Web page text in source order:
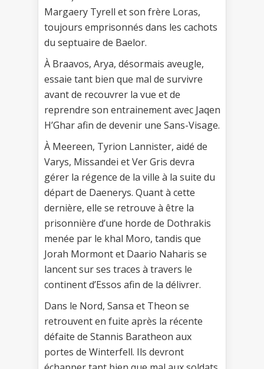
Margaery Tyrell et son frère Loras,
toujours emprisonnés dans les cachots
du septuaire de Baelor.
À Braavos, Arya, désormais aveugle,
essaie tant bien que mal de survivre
avant de recouvrer la vue et de
reprendre son entrainement avec Jaqen
H’Ghar afin de devenir une Sans-Visage.
À Meereen, Tyrion Lannister, aidé de
Varys, Missandei et Ver Gris devra
gérer la régence de la ville à la suite du
départ de Daenerys. Quant à cette
dernière, elle se retrouve à être la
prisonnière d’une horde de Dothrakis
menée par le khal Moro, tandis que
Jorah Mormont et Daario Naharis se
lancent sur ses traces à travers le
continent d’Essos afin de la délivrer.
Dans le Nord, Sansa et Theon se
retrouvent en fuite après la récente
défaite de Stannis Baratheon aux
portes de Winterfell. Ils devront